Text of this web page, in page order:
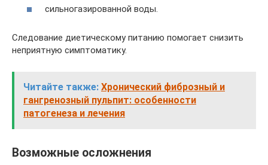
сильногазированной воды.
Следование диетическому питанию помогает снизить
неприятную симптоматику.
Читайте также: Хронический фиброзный и
гангренозный пульпит: особенности
патогенеза и лечения
Возможные осложнения